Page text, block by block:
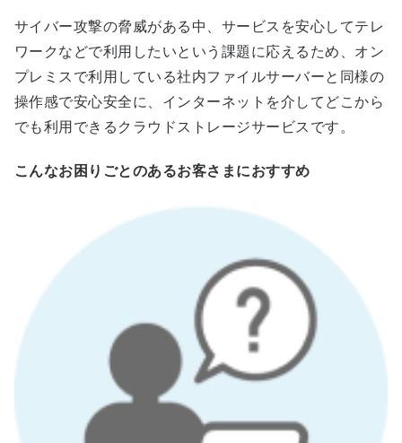
サイバー攻撃の脅威がある中、サービスを安心してテレ
ワークなどで利用したいという課題に応えるため、オン
プレミスで利用している社内ファイルサーバーと同様の
操作感で安心安全に、インターネットを介してどこから
でも利用できるクラウドストレージサービスです。
こんなお困りごとのあるお客さまにおすすめ